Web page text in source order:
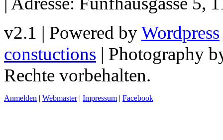
v2.1 | Powered byWordpress
constuctions | Photography
Rechte vorbehalten.
Anmelden | Webmaster| Impressum | Facebook